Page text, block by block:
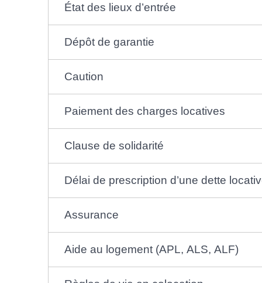
État des lieux d’entrée
Dépôt de garantie
Caution
Paiement des charges locatives
Clause de solidarité
Délai de prescription d’une dette
Assurance
Aide au logement (APL, ALS, ALF)